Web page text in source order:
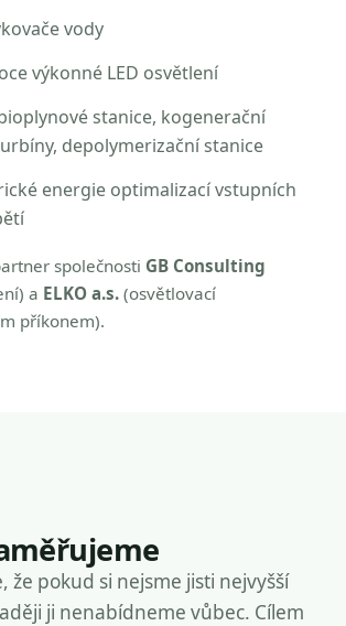
vody
výkonné LED osvětlení
stanice, kogenerační
depolymerizační stanice
energie optimalizací vstupních
společnosti GB Consulting
a ELKO a.s. (osvětlovací
příkonem).
že pokud si nejsme jisti nejvyšší
ji nenabídneme vůbec. Cílem